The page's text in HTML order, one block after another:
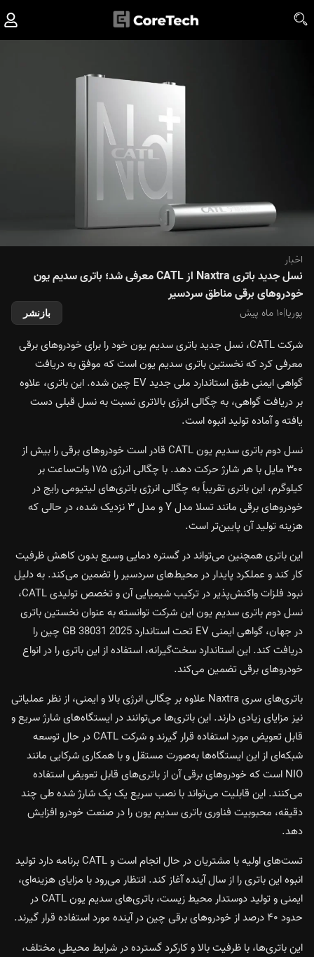
اخبار
نسل جدید باتری Naxtra از CATL معرفی شد؛ باتری سدیم یون
خودروهای برقی مناطق سردسیر
پوریا|۱۰ ماه پیش بازنشر
شرکت CATL، نسل جدید باتری سدیم یون خود را برای خودروهای برقی
معرفی کرد که نخستین باتری سدیم یون است که موفق به دریافت
گواهی ایمنی طبق استاندارد ملی جدید EV چین شده. این باتری، علاوه
بر دریافت گواهی، به چگالی انرژی بالاتری نسبت به نسل قبلی دست
یافته و آماده تولید انبوه است.
نسل دوم باتری سدیم یون CATL قادر است خودروهای برقی را بیش از
۳۰۰ مایل با هر شارژ حرکت دهد. با چگالی انرژی ۱۷۵ وات‌ساعت بر
کیلوگرم، این باتری تقریباً به چگالی انرژی باتری‌های لیتیومی رایج در
خودروهای برقی مانند تسلا مدل Y و مدل ۳ نزدیک شده، در حالی که
هزینه تولید آن پایین‌تر است.
این باتری همچنین می‌تواند در گستره دمایی وسیع بدون کاهش ظرفیت
کار کند و عملکرد پایدار در محیط‌های سردسیر را تضمین می‌کند. به دلیل
نبود فلزات واکنش‌پذیر در ترکیب شیمیایی آن و تخصص تولیدی CATL،
نسل دوم باتری سدیم یون این شرکت توانسته به عنوان نخستین باتری
در جهان، گواهی ایمنی EV تحت استاندارد GB 38031 2025 چین را
دریافت کند. این استاندارد سخت‌گیرانه، استفاده از این باتری را در انواع
خودروهای برقی تضمین می‌کند.
باتری‌های سری Naxtra علاوه بر چگالی انرژی بالا و ایمنی، از نظر عملیاتی
نیز مزایای زیادی دارند. این باتری‌ها می‌توانند در ایستگاه‌های شارژ سریع و
قابل تعویض مورد استفاده قرار گیرند و شرکت CATL در حال توسعه
شبکه‌ای از این ایستگاه‌ها به‌صورت مستقل و با همکاری شرکایی مانند
NIO است که خودروهای برقی آن از باتری‌های قابل تعویض استفاده
می‌کنند. این قابلیت می‌تواند با نصب سریع یک پک شارژ شده طی چند
دقیقه، محبوبیت فناوری باتری سدیم یون را در صنعت خودرو افزایش
دهد.
تست‌های اولیه با مشتریان در حال انجام است و CATL برنامه دارد تولید
انبوه این باتری را از سال آینده آغاز کند. انتظار می‌رود با مزایای هزینه‌ای،
ایمنی و تولید دوستدار محیط زیست، باتری‌های سدیم یون CATL در
حدود ۴۰ درصد از خودروهای برقی چین در آینده مورد استفاده قرار گیرند.
این باتری‌ها، با ظرفیت بالا و کارکرد گسترده در شرایط محیطی مختلف،